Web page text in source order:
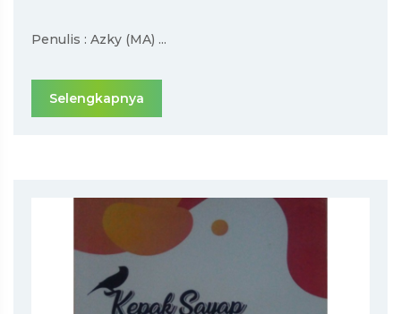
Penulis : Azky (MA) ...
Selengkapnya